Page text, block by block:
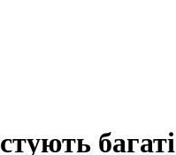
багаті